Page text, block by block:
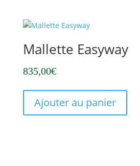
Mallette Easyway
835,00€
Ajouter au panier